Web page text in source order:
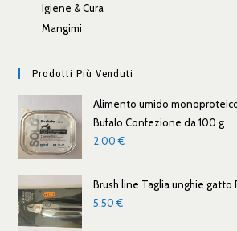
Igiene & Cura
Mangimi
Prodotti Più Venduti
Alimento umido
Bufalo Confezione da 100 g
2,00€
Brush line Taglia unghie gatto
5,50€